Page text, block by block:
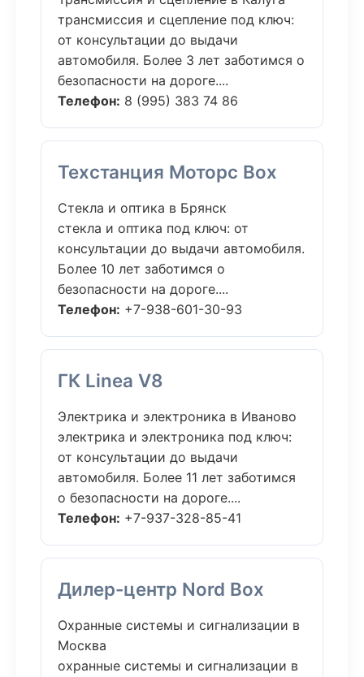
трансмиссия и сцепление под ключ:
от консультации до выдачи
автомобиля. Более 3 лет заботимся о
безопасности на дороге....
Телефон: 8 (995) 383 74 86
Техстанция Моторс Box
Стекла и оптика в Брянск
стекла и оптика под ключ: от
консультации до выдачи автомобиля.
Более 10 лет заботимся о
безопасности на дороге....
Телефон: +7-938-601-30-93
ГК Linea V8
Электрика и электроника в Иваново
электрика и электроника под ключ:
от консультации до выдачи
автомобиля. Более 11 лет заботимся
о безопасности на дороге....
Телефон: +7-937-328-85-41
Дилер-центр Nord Box
Охранные системы и сигнализации в
Москва
охранные системы и сигнализации в